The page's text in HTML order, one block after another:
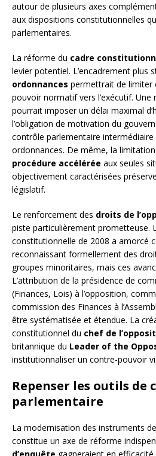
autour de plusieurs axes
aux dispositions constitutionnelles
parlementaires.
La réforme du cadre
levier potentiel. L’encadrement plus
ordonnances permettrait de limiter
pouvoir normatif vers l’exécutif. Une
pourrait imposer un délai maximal
l’obligation de motivation du
contrôle parlementaire intermédiaire
ordonnances. De même, la
procédure accélérée aux seules
objectivement caractérisées
législatif.
Le renforcement des droits de
piste particulièrement prometteuse.
constitutionnelle de 2008 a amorcé
reconnaissant formellement des
groupes minoritaires, mais ces
L’attribution de la présidence de
(Finances, Lois) à l’opposition,
commission des Finances à
être systématisée et étendue. La
constitutionnel du chef de
britannique du Leader of the
institutionnaliser un contre-pouvoir
Repenser les outils de
parlementaire
La modernisation des instruments
constitue un axe de réforme